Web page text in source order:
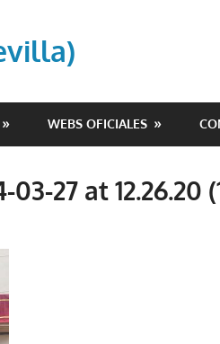
WEBS OFICIALES
27 at 12.26.20